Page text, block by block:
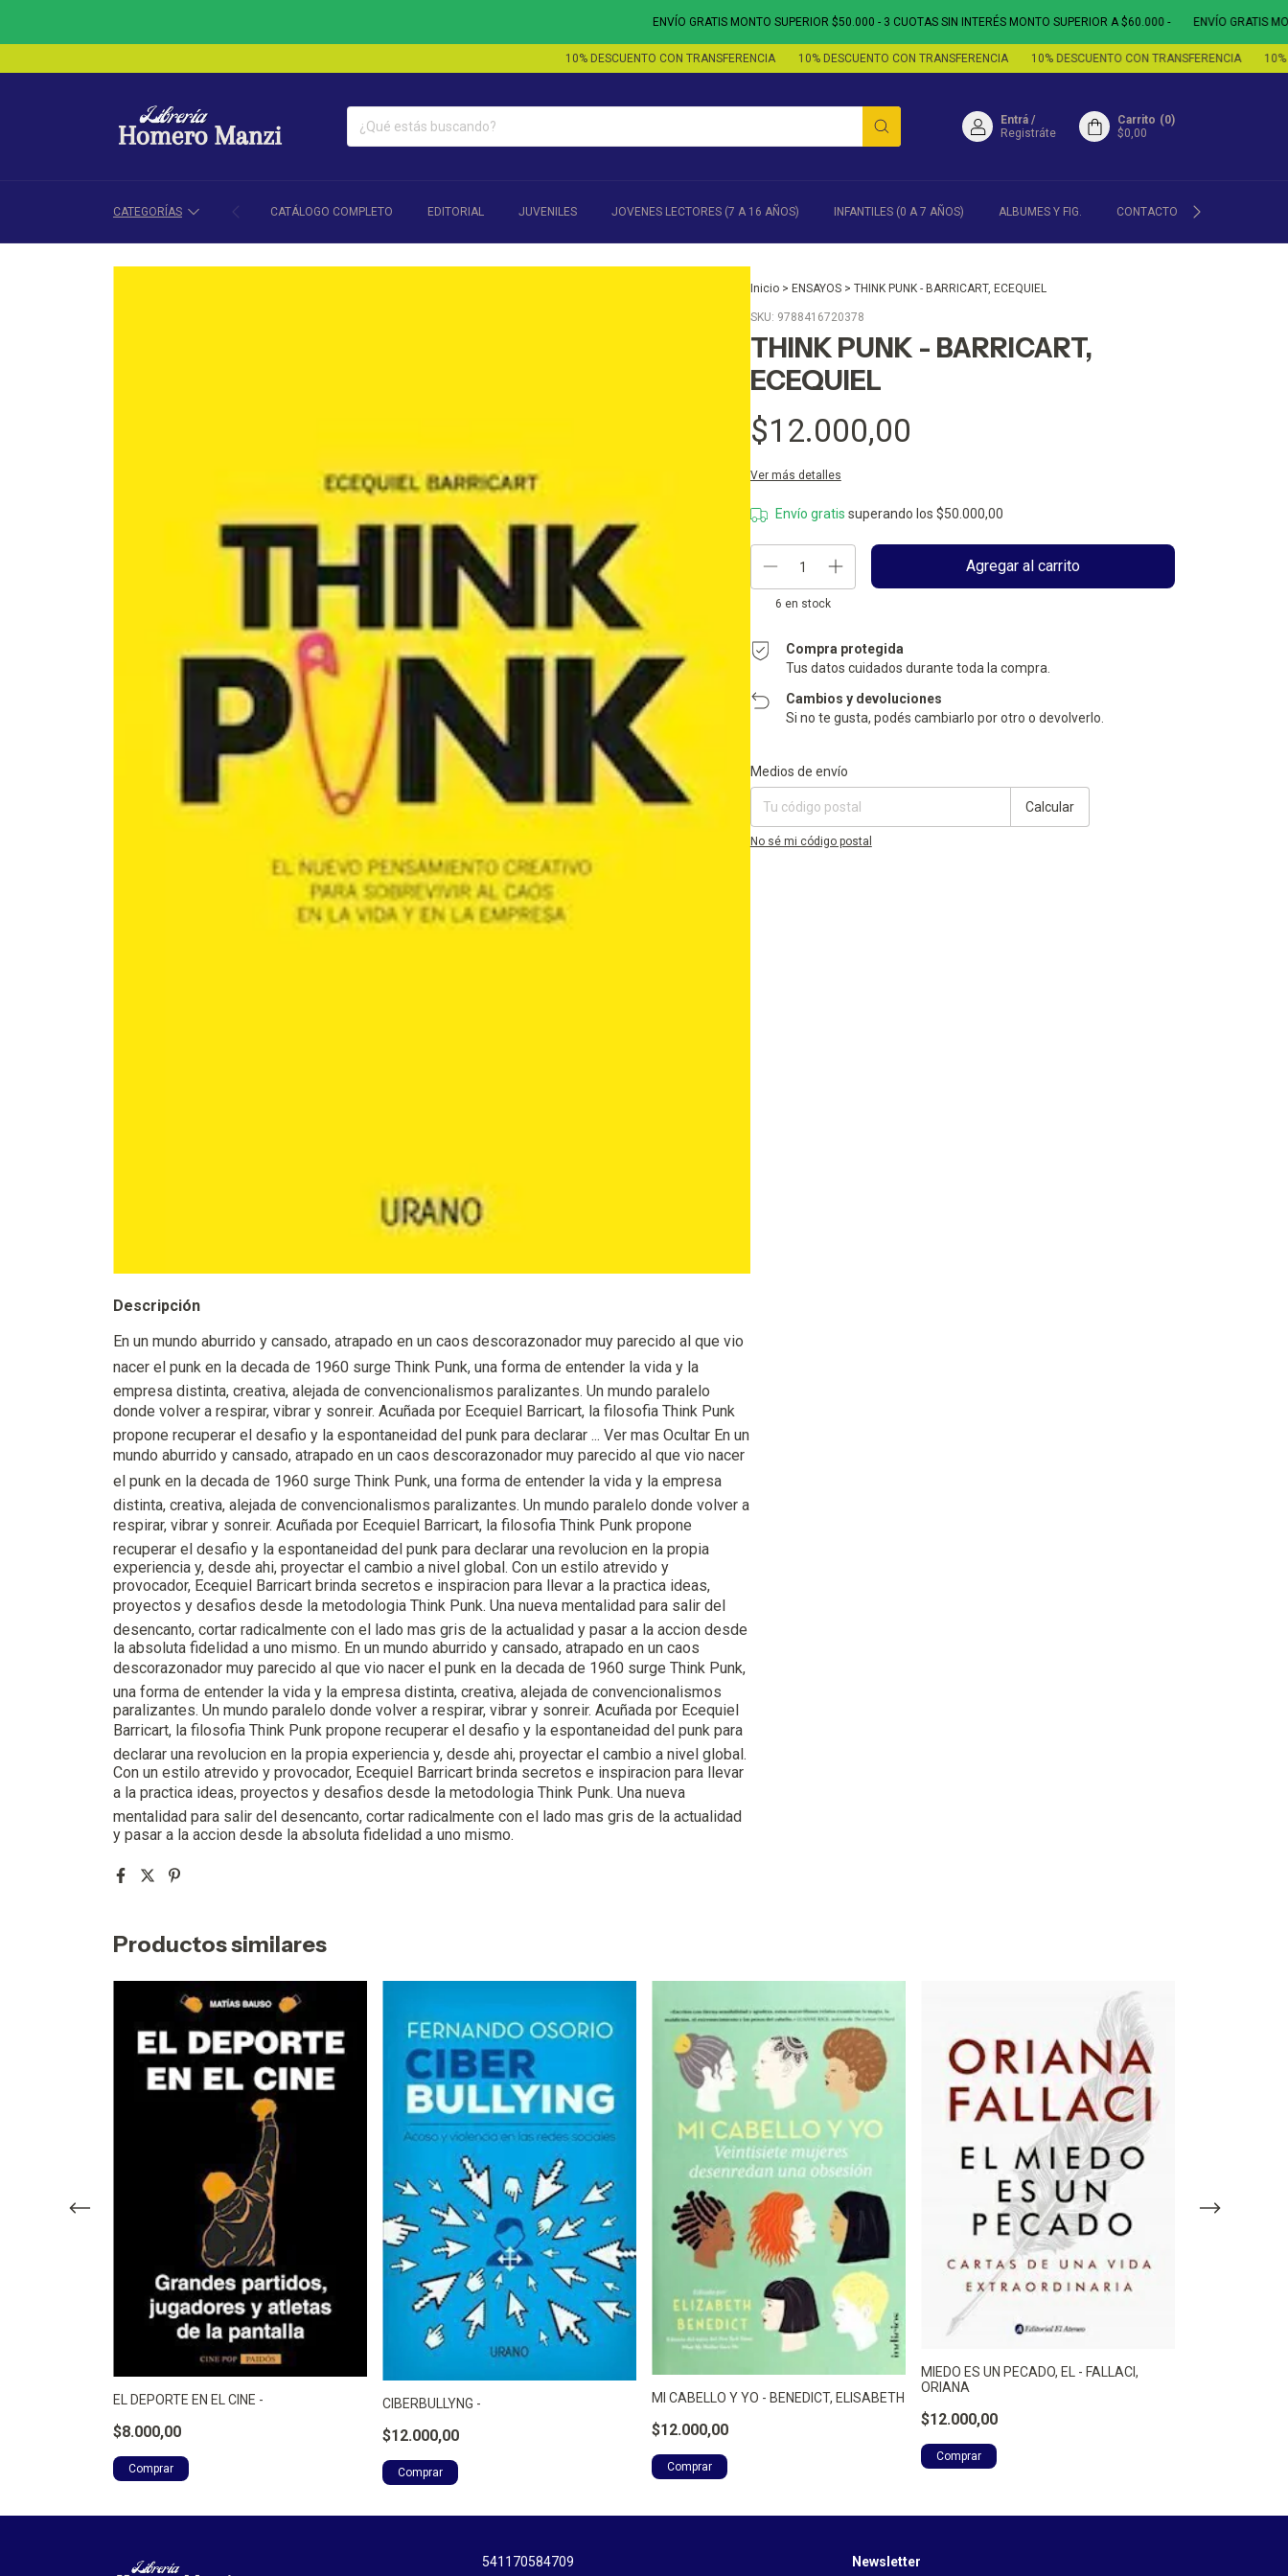
ENVÍO GRATIS MONTO SUPERIOR $50.000 - 3 CUOTAS SIN INTERÉS MONTO SUPERIOR A $60.000 - ENVÍO GRATIS MONTO
10% DESCUENTO CON TRANSFERENCIA 10% DESCUENTO CON TRANSFERENCIA 10% DESCUENTO CON TRANSFERENCIA 10%
Entrá /
Registráte
Carrito (0)
$0,00
CATEGORÍAS CATÁLOGO COMPLETO EDITORIAL JUVENILES JOVENES LECTORES (7 A 16 AÑOS) INFANTILES (0 A 7 AÑOS) ALBUMES Y FIG. CONTACTO
Inicio > ENSAYOS > THINK PUNK - BARRICART, ECEQUIEL
SKU: 9788416720378
THINK PUNK - BARRICART,
ECEQUIEL
$12.000,00
Ver más detalles
Envío gratis superando los$50.000,00
6 en stock
Compra protegida
Tus datos cuidados durante toda la compra.
Cambios y devoluciones
Si no te gusta, podés cambiarlo por otro o devolverlo.
Entregas para el CP:
Medios de envío
Calcular
No sé mi código postal
Descripción
En un mundo aburrido y cansado, atrapado en un caos descorazonador muy parecido al que vio
nacer el punk en la decada de 1960 surge Think Punk, una forma de entender la vida y la
empresa distinta, creativa, alejada de convencionalismos paralizantes. Un mundo paralelo
donde volver a respirar, vibrar y sonreir. Acuñada por Ecequiel Barricart, la filosofia Think Punk
propone recuperar el desafio y la espontaneidad del punk para declarar ... Ver mas Ocultar En un
mundo aburrido y cansado, atrapado en un caos descorazonador muy parecido al que vio nacer
el punk en la decada de 1960 surge Think Punk, una forma de entender la vida y la empresa
distinta, creativa, alejada de convencionalismos paralizantes. Un mundo paralelo donde volver a
respirar, vibrar y sonreir. Acuñada por Ecequiel Barricart, la filosofia Think Punk propone
recuperar el desafio y la espontaneidad del punk para declarar una revolucion en la propia
experiencia y, desde ahi, proyectar el cambio a nivel global. Con un estilo atrevido y
provocador, Ecequiel Barricart brinda secretos e inspiracion para llevar a la practica ideas,
proyectos y desafios desde la metodologia Think Punk. Una nueva mentalidad para salir del
desencanto, cortar radicalmente con el lado mas gris de la actualidad y pasar a la accion desde
la absoluta fidelidad a uno mismo. En un mundo aburrido y cansado, atrapado en un caos
descorazonador muy parecido al que vio nacer el punk en la decada de 1960 surge Think Punk,
una forma de entender la vida y la empresa distinta, creativa, alejada de convencionalismos
paralizantes. Un mundo paralelo donde volver a respirar, vibrar y sonreir. Acuñada por Ecequiel
Barricart, la filosofia Think Punk propone recuperar el desafio y la espontaneidad del punk para
declarar una revolucion en la propia experiencia y, desde ahi, proyectar el cambio a nivel global.
Con un estilo atrevido y provocador, Ecequiel Barricart brinda secretos e inspiracion para llevar
a la practica ideas, proyectos y desafios desde la metodologia Think Punk. Una nueva
mentalidad para salir del desencanto, cortar radicalmente con el lado mas gris de la actualidad
y pasar a la accion desde la absoluta fidelidad a uno mismo.
Productos similares
EL DEPORTE EN EL CINE -
$8.000,00
CIBERBULLYNG -
$12.000,00
MI CABELLO Y YO - BENEDICT, ELISABETH
$12.000,00
MIEDO ES UN PECADO, EL - FALLACI,
ORIANA
$12.000,00
541170584709 Newsletter